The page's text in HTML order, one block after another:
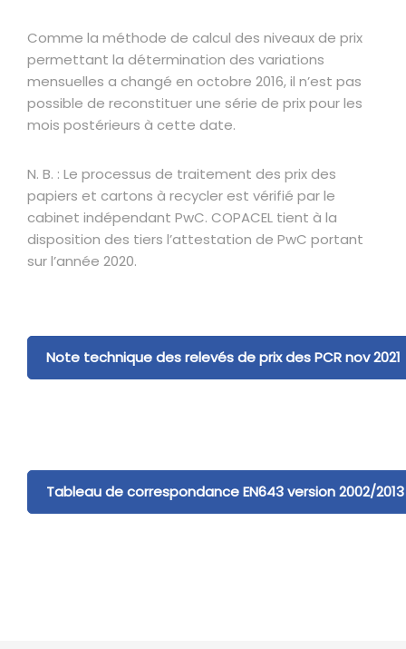
Comme la méthode de calcul des niveaux de prix
permettant la détermination des variations
mensuelles a changé en octobre 2016, il n’est pas
possible de reconstituer une série de prix pour les
mois postérieurs à cette date.
N. B. : Le processus de traitement des prix des
papiers et cartons à recycler est vérifié par le
cabinet indépendant PwC. COPACEL tient à la
disposition des tiers l’attestation de PwC portant
sur l’année 2020.
Note technique des relevés de prix des PCR nov 2021
Tableau de correspondance EN643 version 2002/2013